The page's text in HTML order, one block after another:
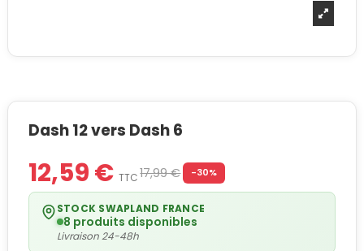
Dash 12 vers Dash 6
12,59 € TTC17,99 € -30%
STOCK SWAPLAND FRANCE
8 produits disponibles
Livraison 24-48h